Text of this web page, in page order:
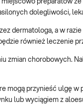
preparatów
dolegliwości,
dermatologa, a w
również leczenie
zmian chorobowych.
mogą przynieść ulgę w
lub wyciągiem z